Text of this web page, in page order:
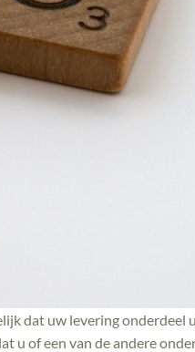
dat uw levering onderdeel
u of een van de andere